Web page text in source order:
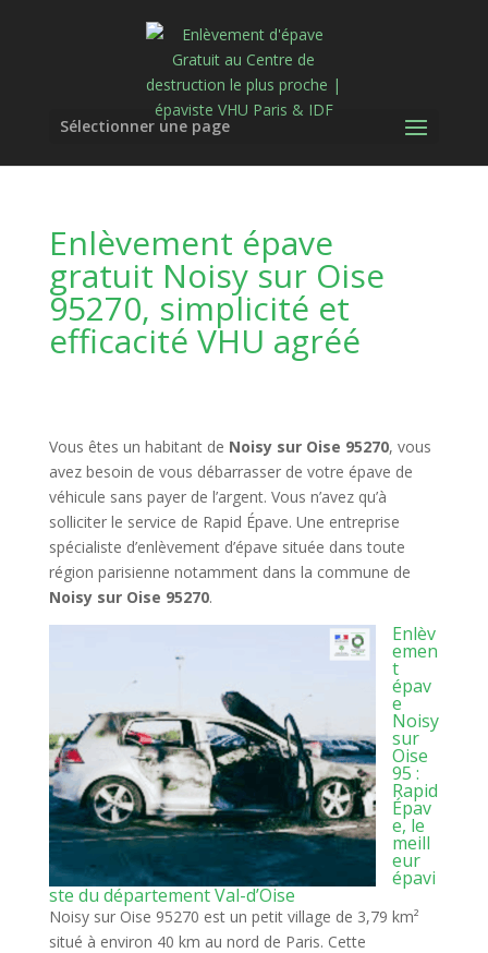
Sélectionner une page
Enlèvement épave
gratuit Noisy sur Oise
95270, simplicité et
efficacité VHU agréé
Vous êtes un habitant de Noisy sur Oise 95270, vous
avez besoin de vous débarrasser de votre épave de
véhicule sans payer de l’argent. Vous n’avez qu’à
solliciter le service de Rapid Épave. Une entreprise
spécialiste d’enlèvement d’épave située dans toute
région parisienne notamment dans la commune de
Noisy sur Oise 95270.
Enlèv
emen
t
épav
e
Noisy
sur
Oise
95 :
Rapid
Épav
e, le
meill
eur
épavi
ste du département Val-d’Oise
Noisy sur Oise 95270 est un petit village de 3,79 km²
situé à environ 40 km au nord de Paris. Cette